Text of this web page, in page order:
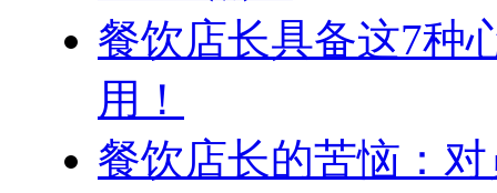
餐饮店长具备这7种
用！
餐饮店长的苦恼：